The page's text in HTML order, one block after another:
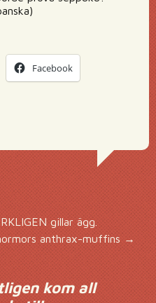
Facebook
gillar ägg.
anthrax-muffins →
kom all